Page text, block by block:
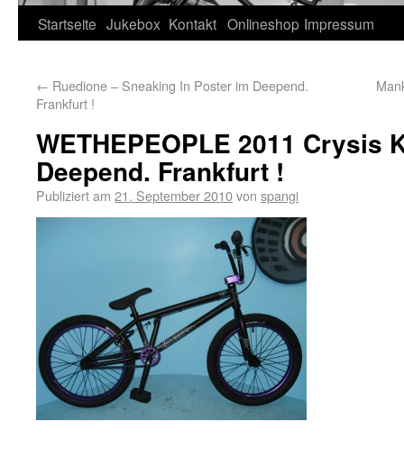
Startseite Jukebox Kontakt Onlineshop Impressum
← Ruedione – Sneaking In Poster im Deepend.
Frankfurt !
WETHEPEOPLE 2011 Crysis
Deepend. Frankfurt !
Publiziert am 21. September 2010von spangi